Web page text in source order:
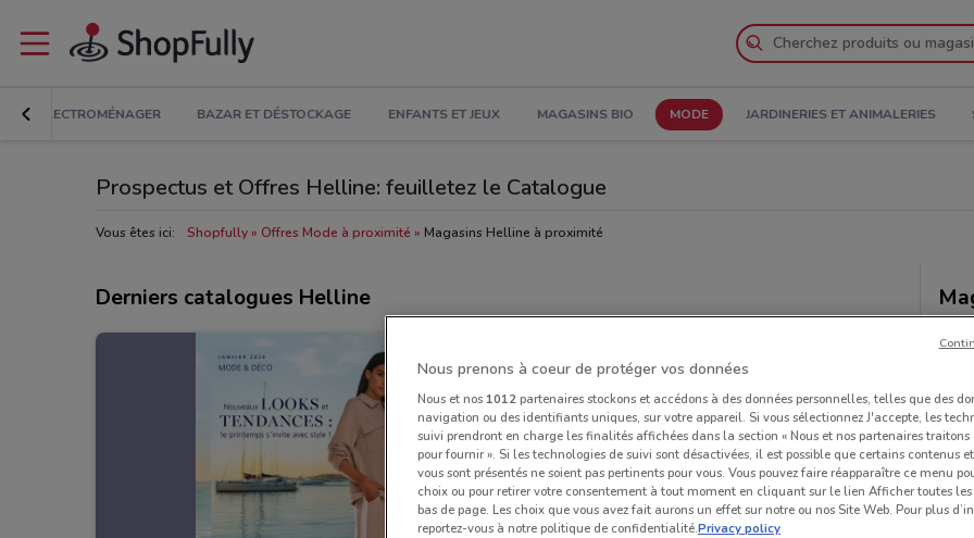
ET ELECTROMÉNAGER BAZAR ET DÉSTOCKAGE ENFANTS ET JEUX MAGASINS BIO MODE JARDINERIES ET ANIMALERIES
Prospectus et Offres Helline: feuilletez le Catalogue
Vous êtes ici: Shopfully Offres Mode à proximité Magasins Helline à proximité
Derniers catalogues Helline
Nous prenons à coeur de protéger vos données
Nous et nos 1012partenaires stockons et accédons à des données personnelles, telles que des
navigation ou des identifiants uniques, sur votre appareil. Si vous sélectionnez J'accepte, les
suivi prendront en charge les finalités affichées dans la section « Nous et nos partenaires traitons
pour fournir ». Si les technologies de suivi sont désactivées, il est possible que certains contenus
vous sont présentés ne soient pas pertinents pour vous. Vous pouvez faire réapparaître ce menu
choix ou pour retirer votre consentement à tout moment en cliquant sur le lien Afficher toutes
bas de page. Les choix que vous avez fait aurons un effet sur notre ou nos Site Web. Pour plus
reportez-vous à notre politique de confidentialité.Privacy policy